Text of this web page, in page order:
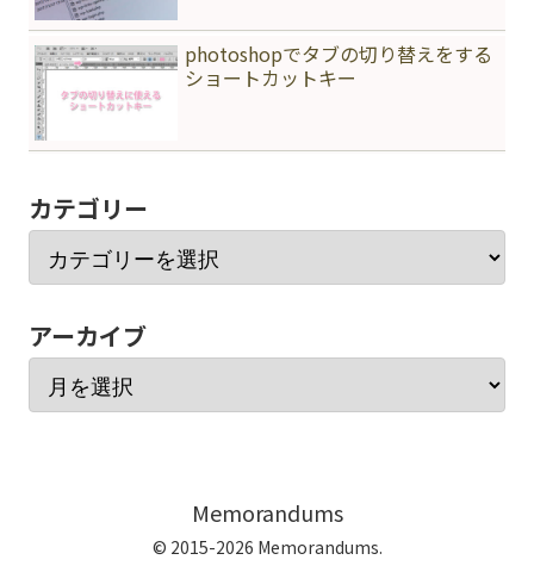
photoshopでタブの切り替えをする
ショートカットキー
カテゴリー
アーカイブ
Memorandums
© 2015-2026 Memorandums.